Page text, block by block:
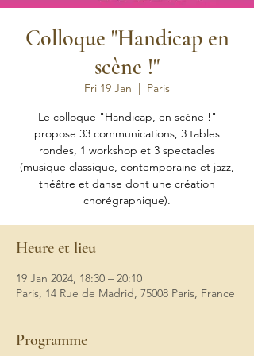
Colloque "Handicap en
scène !"
Fri 19 Jan
  |
Paris
Le colloque "Handicap, en scène !"
propose 33 communications, 3 tables
rondes, 1 workshop et 3 spectacles
(musique classique, contemporaine et jazz,
théâtre et danse dont une création
chorégraphique).
Heure et lieu
19 Jan 2024, 18:30 – 20:10
Paris, 14 Rue de Madrid, 75008 Paris, France
Programme